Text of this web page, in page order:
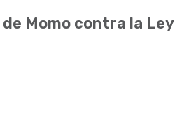
Momo contra la